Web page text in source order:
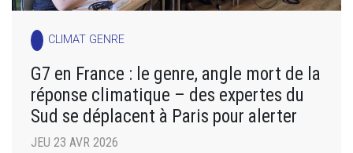
CLIMAT GENRE
G7 en France : le genre, angle mort de la
réponse climatique – des expertes du
Sud se déplacent à Paris pour alerter
JEU 23 AVR 2026